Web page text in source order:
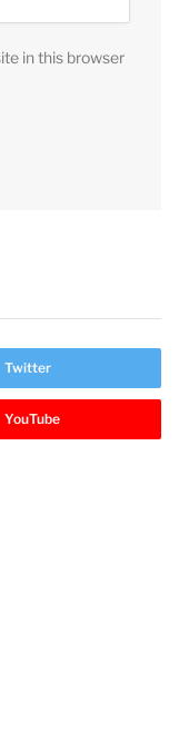
in this browser
Twitter
YouTube